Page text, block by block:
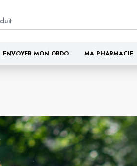
ENVOYER MON ORDO MA PHARMACIE